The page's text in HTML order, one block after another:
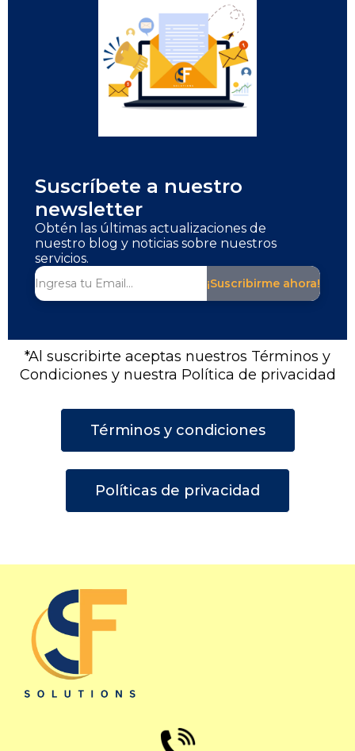
Suscríbete a nuestro
newsletter
Obtén las últimas actualizaciones de
nuestro blog y noticias sobre nuestros
servicios.
¡Suscribirme ahora!
*Al suscribirte aceptas nuestros Términos y
Condiciones y nuestra Política de privacidad
Términos y condiciones
Políticas de privacidad